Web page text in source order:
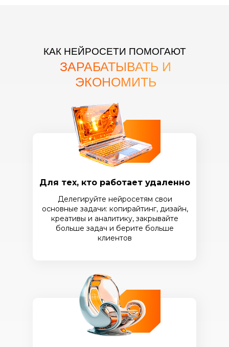
КАК НЕЙРОСЕТИ ПОМОГАЮТ
Для тех, кто работает удаленно
Делегируйте нейросетям свои
основные задачи: копирайтинг, дизайн,
креативы и аналитику, закрывайте
больше задач и берите больше
клиентов
ЗАРАБАТЫВАТЬ И
ЭКОНОМИТЬ